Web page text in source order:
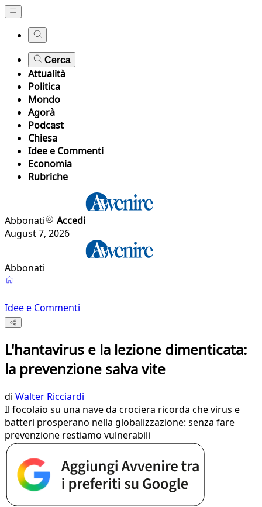
Cerca
Attualità
Politica
Mondo
Agorà
Podcast
Chiesa
Idee e Commenti
Economia
Rubriche
Abbonati
Accedi
August 7, 2026
Abbonati
Idee e Commenti
L'hantavirus e la lezione dimenticata:
la prevenzione salva vite
di Walter Ricciardi
Il focolaio su una nave da crociera ricorda che virus e
batteri prosperano nella globalizzazione: senza fare
prevenzione restiamo vulnerabili